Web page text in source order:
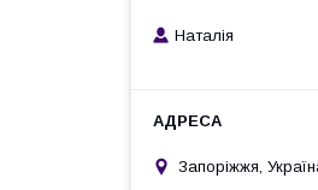
Наталія
Запоріжжя,